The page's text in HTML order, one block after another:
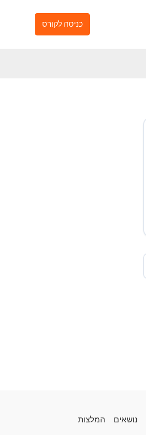
כניסה לקורס
נושאים המלצות